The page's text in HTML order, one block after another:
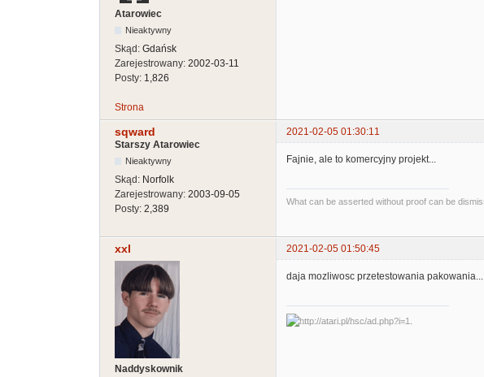
Atarowiec
Nieaktywny
Skąd: Gdańsk
Zarejestrowany: 2002-03-11
Posty: 1,826
Strona
sqward
2021-02-05 01:30:11
Starszy Atarowiec
Nieaktywny
Skąd: Norfolk
Zarejestrowany: 2003-09-05
Posty: 2,389
Fajnie, ale to komercyjny projekt...
What can be asserted without proof can be
xxl 2021-02-05 01:50:45
Naddyskownik
daja mozliwosc przetestowania